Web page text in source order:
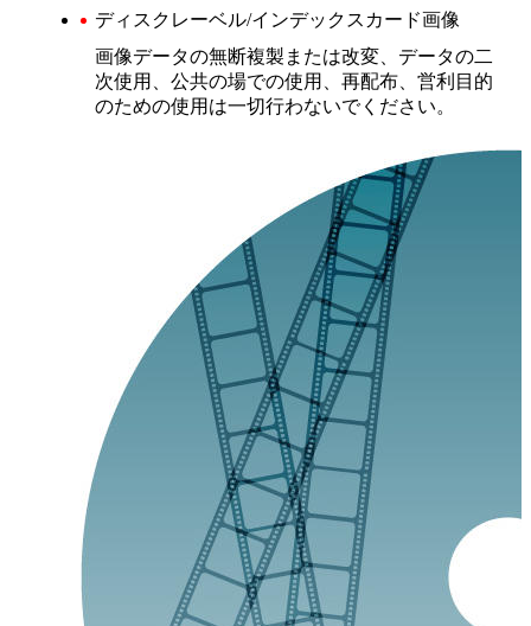
ディスクレーベル/インデックスカード画像
画像データの無断複製または改変、データの二
次使用、公共の場での使用、再配布、営利目的
のための使用は一切行わないでください。